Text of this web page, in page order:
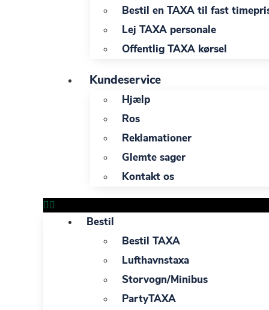
Bestil en TAXA til fast
Lej TAXA personale
Offentlig TAXA kørsel
Kundeservice
Hjælp
Ros
Reklamationer
Glemte sager
Kontakt os
Bestil
Bestil TAXA
Lufthavnstaxa
Storvogn/Minibus
PartyTAXA